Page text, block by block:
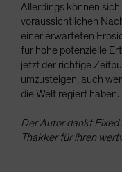
Allerdings können
voraussichtlichen
einer erwarteten
für hohe potenzielle
jetzt der richtige
umzusteigen, auch
die Welt regiert haben.
Der Autor dankt
Thakker für ihren